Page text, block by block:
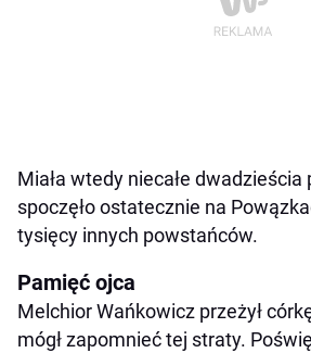
Miała wtedy niecałe dwadzieścia
spoczęło ostatecznie na
tysięcy innych powstańców.
Pamięć ojca
Melchior Wańkowicz przeżył
mógł zapomnieć tej straty.